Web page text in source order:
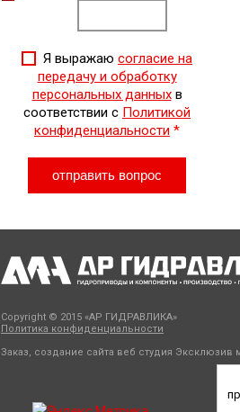
Я выражаю согласие на
передачу и обработку
персональных данныхв
соответствии с Политикой
конфиденциальности *
Copyright © 2015 «АР ГИДРАВЛИКА»
Политика конфиденциальности
Заказ, создание сайта веб студия Эксклюзив